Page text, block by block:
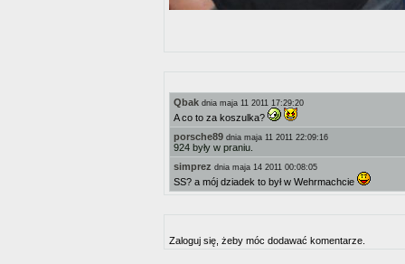
Qbak dnia maja 11 2011 17:29:20
A co to za koszulka?
porsche89 dnia maja 11 2011 22:09:16
924 były w praniu.
simprez dnia maja 14 2011 00:08:05
SS? a mój dziadek to był w Wehrmachcie
Zaloguj się, żeby móc dodawać komentarze.